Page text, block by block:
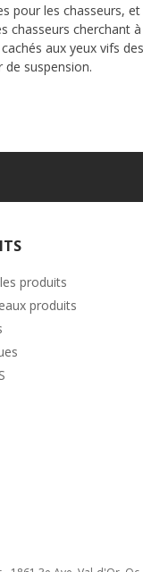
pour les chasseurs,
cherchant
aux yeux vifs
suspension.
produits
produits